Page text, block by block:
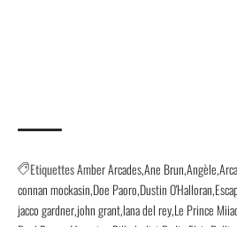
EtiquettesAmber ArcadesAne BrunAngèle
connan mockasin Doe Paoro Dustin O'Halloran
jacco gardnerjohn grantlana del reyLe Prince